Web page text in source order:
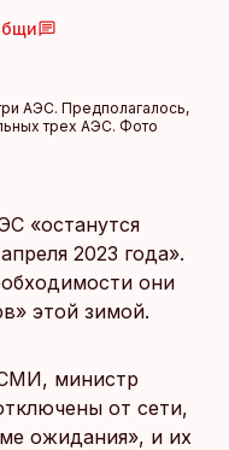
АЭС. Предполагалось,
трех АЭС. Фото
«останутся
2023 года».
они
этой зимой.
министр
от сети,
ожидания», и их